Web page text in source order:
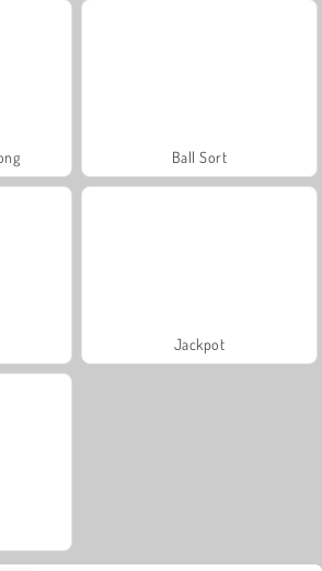
Ball Sort
Jackpot